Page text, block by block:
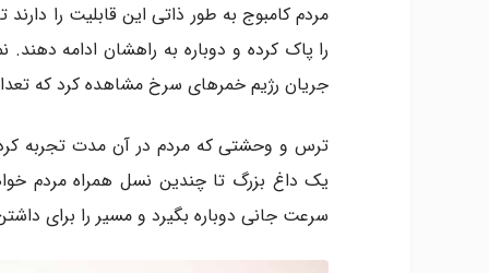
مردم کامبوج به طور ذاتی این قابلیت را
را پاک کرده و دوباره به راهشان ادامه
جریان رژیم خمرهای سرخ مشاهده کرد که
ترس و وحشتی که مردم در آن مدت تجربه
یک داغ بزرگ تا چندین نسل همراه مردم
سرعت جانی دوباره بگیرد و مسیر را برای